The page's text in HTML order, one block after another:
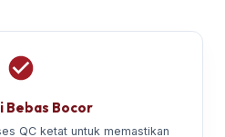
Bebas Bocor
QC ketat untuk memastikan